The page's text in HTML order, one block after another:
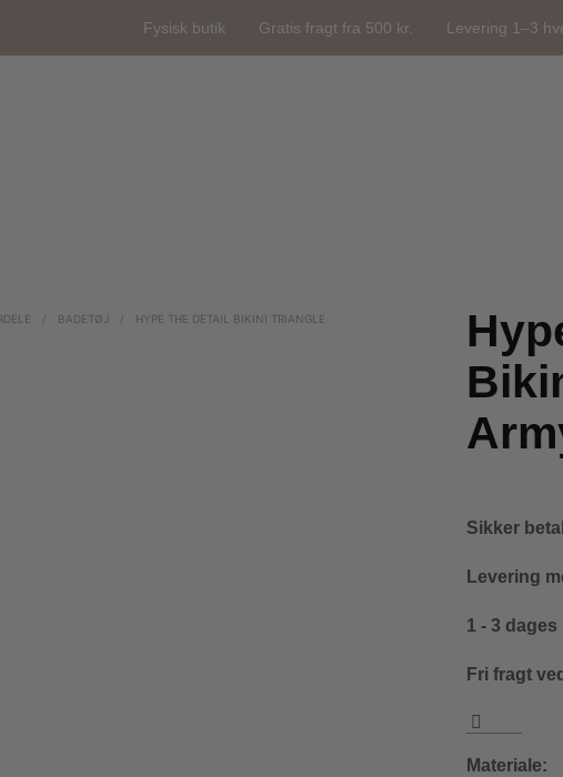
Fysisk butik Gratis fragt fra 500 kr. Levering 1–3
/ BADETØJ /
HYPE THE DETAIL BIKINI TRIANGLE
Sikker
Levering
1 - 3
Fri fragt
Materiale: